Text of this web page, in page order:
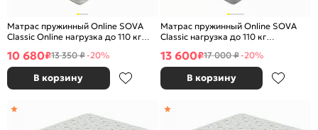
Матрас пружинный Online SOVA
Classic Online нагрузка до 110 кг
10 680₽13 350 ₽-20%
В корзину
Матрас пружинный Online SOVA
Classic нагрузка до 110 кг
13 600₽17 000 ₽-20%
В корзину